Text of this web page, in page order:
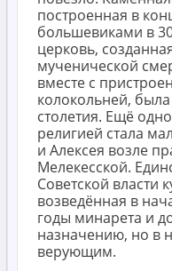
построенная в
большевиками в
церковь,
мученической
вместе с
колокольней,
столетия. Ещё
религией стала
и Алексея возле
Мелекесской.
Советской власти
возведённая в
годы минарета и
назначению, но в
верующим.